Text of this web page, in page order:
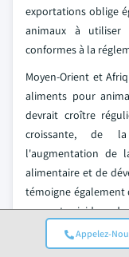
Appelez-
exportations oblige
animaux à utiliser
conformes à la
Moyen-Orient et
aliments pour
devrait croître
croissante, de
l'augmentation de
alimentaire et de
témoigne également
vrac et rigides
commerciales ainsi
durables,